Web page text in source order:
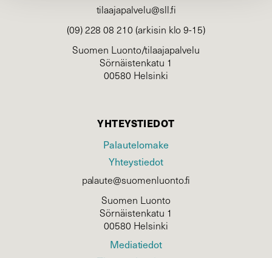
tilaajapalvelu@sll.fi
(09) 228 08 210 (arkisin klo 9-15)
Suomen Luonto/tilaajapalvelu
Sörnäistenkatu 1
00580 Helsinki
YHTEYSTIEDOT
Palautelomake
Yhteystiedot
palaute@suomenluonto.fi
Suomen Luonto
Sörnäistenkatu 1
00580 Helsinki
Mediatiedot